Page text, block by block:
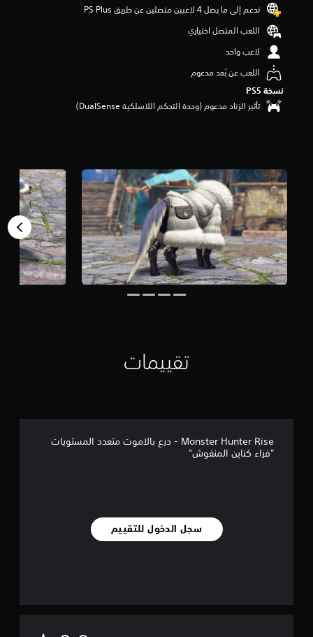
تدعم إلى ما يصل 4 لاعبين متصلين عن طريق PS Plus‏
اللعب المتصل اختياري
لاعب واحد
اللعب عن بُعد مدعوم
نسخة PS5‏
تأثير الزناد مدعوم (وحدة التحكم اللاسلكية DualSense‏)
تقييمات
Monster Hunter Rise - درع بالاموت متعدد المستويات
"فراء كناين المنفوش"
سجل الدخول للتقييم